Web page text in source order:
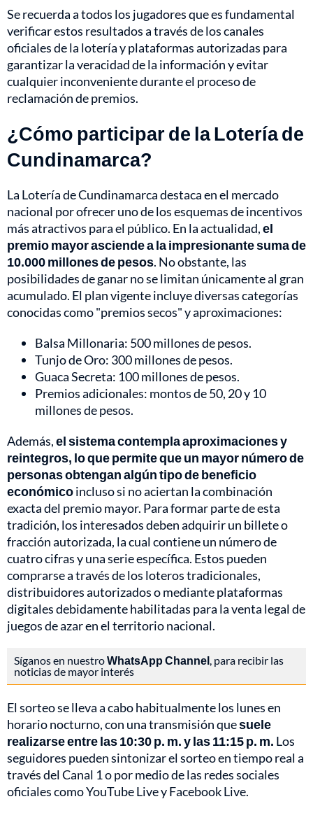
Se recuerda a todos los jugadores que es fundamental
verificar estos resultados a través de los canales
oficiales de la lotería y plataformas autorizadas para
garantizar la veracidad de la información y evitar
cualquier inconveniente durante el proceso de
reclamación de premios.
¿Cómo participar de la Lotería de
Cundinamarca?
La Lotería de Cundinamarca destaca en el mercado
nacional por ofrecer uno de los esquemas de incentivos
más atractivos para el público. En la actualidad,el
premio mayor asciende a la impresionante suma de
10.000 millones de pesos. No obstante, las
posibilidades de ganar no se limitan únicamente al gran
acumulado. El plan vigente incluye diversas categorías
conocidas como "premios secos" y aproximaciones:
Balsa Millonaria: 500 millones de pesos.
Tunjo de Oro: 300 millones de pesos.
Guaca Secreta: 100 millones de pesos.
Premios adicionales: montos de 50, 20 y 10
millones de pesos.
Además,el sistema contempla aproximaciones y
reintegros, lo que permite que un mayor número de
personas obtengan algún tipo de beneficio
económicoincluso si no aciertan la combinación
exacta del premio mayor. Para formar parte de esta
tradición, los interesados deben adquirir un billete o
fracción autorizada, la cual contiene un número de
cuatro cifras y una serie específica. Estos pueden
comprarse a través de los loteros tradicionales,
distribuidores autorizados o mediante plataformas
digitales debidamente habilitadas para la venta legal de
juegos de azar en el territorio nacional.
Síganos en nuestroWhatsApp Channel, para recibir las
noticias de mayor interés
El sorteo se lleva a cabo habitualmente los lunes en
horario nocturno, con una transmisión quesuele
realizarse entre las 10:30 p. m. y las 11:15 p. m. Los
seguidores pueden sintonizar el sorteo en tiempo real a
través del Canal 1 o por medio de las redes sociales
oficiales como YouTube Live y Facebook Live.